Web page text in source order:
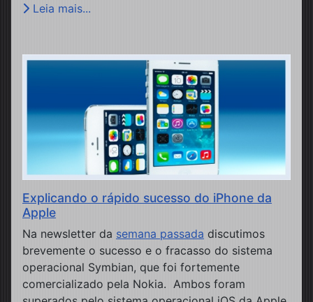
Leia mais...
Explicando o rápido sucesso do iPhone da
Apple
Na newsletter da semana passada discutimos
brevemente o sucesso e o fracasso do sistema
operacional Symbian, que foi fortemente
comercializado pela Nokia. Ambos foram